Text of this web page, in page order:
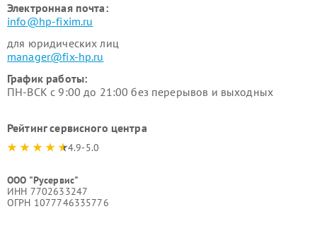
Электронная почта:
info@hp-fixim.ru
для юридических лиц
manager@fix-hp.ru
График работы:
ПН-ВСК с 9:00 до 21:00 без перерывов и выходных
Рейтинг сервисного центра
4.9-5.0
ООО "Русервис"
ИНН 7702633247
ОГРН 1077746335776